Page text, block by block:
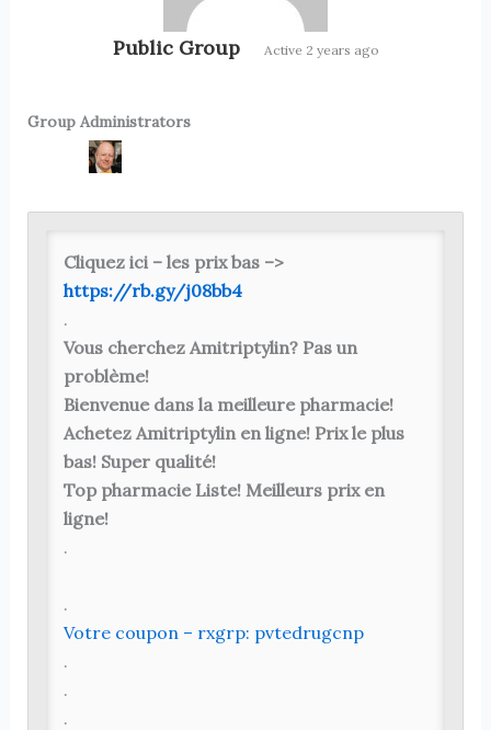
Public Group Active 2 years ago
Group
Group Administrators
Cliquez ici – les prix bas –>
https://rb.gy/j08bb4
.
Vous cherchez Amitriptylin? Pas un
problème!
Bienvenue dans la meilleure pharmacie!
Achetez Amitriptylin en ligne! Prix ​​le plus
bas! Super qualité!
Top pharmacie Liste! Meilleurs prix en
ligne!
.
.
Votre coupon – rxgrp: pvtedrugcnp
.
.
.